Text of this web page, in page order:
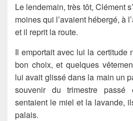
Le lendemain, très tôt, Clément
moines qui l’avaient hébergé, à
et il reprit la route.
Il emportait avec lui la certitude
bon choix, et quelques
lui avait glissé dans la main un
souvenir du trimestre
sentaient le miel et la lavande,
palais.